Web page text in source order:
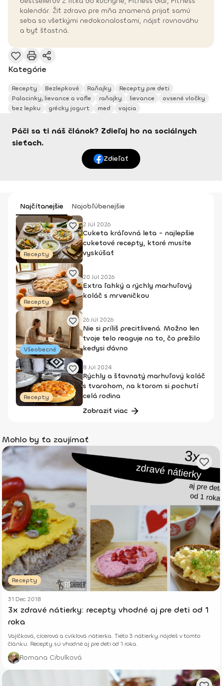
kalendár. Žiť zdravo pre mňa znamená prijať samú
seba so všetkými nedokonalosťami, nájsť rovnováhu
a byť šťastná.
Kategórie
Recepty Bezlepkové Raňajky
Recepty pre deti
Palacinky, lievance a vafle
raňajky lievance
ovsené vločky
bez lepku
grécky jogurt med vajcia
Páči sa ti náš článok? Zdieľaj ho na sociálnych
sieťach.
Zdieľať
Najčítanejšie Najobľúbenejšie
Recepty
2 Júl 2026
Cuketa kráľovná leta - najlepšie
cuketové recepty, ktoré musíte
vyskúšať
Recepty
20 Júl 2026
Extra ľahký a rýchly marhuľový
koláč s mrveničkou
Všeobecné
26 Júl 2026
Nie si príliš precitlivená. Možno len
tvoje telo reaguje na to, čo prežilo
kedysi dávno
Recepty
8 Júl 2024
Rýchly a šťavnatý marhuľový koláč
s tvarohom, na ktorom si pochutí
celá rodina
Zobraziť viac
Mohlo by ťa zaujímať
Recepty
31 Dec 2018
3x zdravé nátierky: recepty vhodné aj pre deti od 1
roka
Vajíčková, cícerová a cviklová nátierka. Tieto 3 nátierky nájdeš v tomto
článku. Recepty sú vhodné aj pre deti od 1 roka.
Romana Cibulková